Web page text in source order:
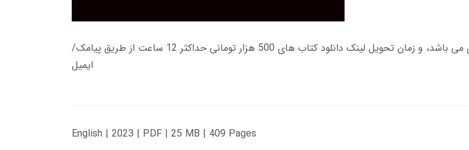
زمان تحویل کتاب های 600 هزار تومانی دانلود فوری از حساب کاربری می باشد، و زمان تحویل لینک دانلود کتاب های 500 هزار تومانی حداکثر 12 ساعت از طریق پیامک/
ایمیل
English | 2023 | PDF | 25 MB | 409 Pages